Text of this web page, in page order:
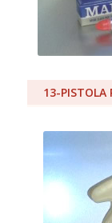
13-PISTOLA